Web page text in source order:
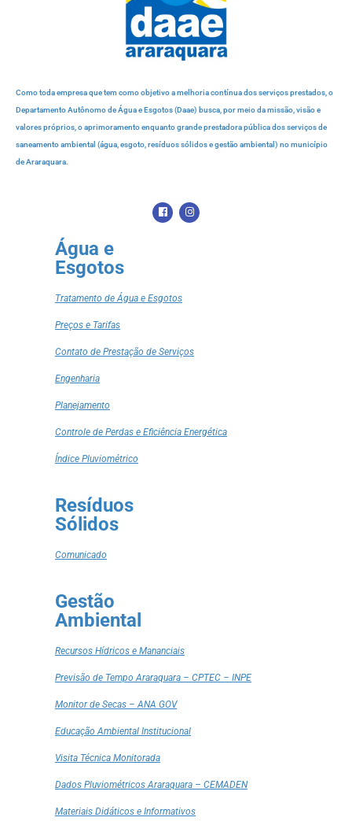
Como toda empresa que tem como objetivo a melhoria contínua dos serviços prestados, o
Departamento Autônomo de Água e Esgotos (Daae) busca, por meio da missão, visão e
valores próprios, o aprimoramento enquanto grande prestadora pública dos serviços de
saneamento ambiental (água, esgoto, resíduos sólidos e gestão ambiental) no município
de Araraquara.
Água e
Esgotos
Tratamento de Água e Esgotos
Preços e Tarifas
Contato de Prestação de Serviços
Engenharia
Planejamento
Controle de Perdas e Eficiência Energética
Índice Pluviométrico
Resíduos
Sólidos
Comunicado
Gestão
Ambiental
Recursos Hídricos e Mananciais
Previsão de Tempo Araraquara – CPTEC – INPE
Monitor de Secas – ANA GOV
Educação Ambiental Institucional
Visita Técnica Monitorada
Dados Pluviométricos Araraquara – CEMADEN
Materiais Didáticos e Informativos